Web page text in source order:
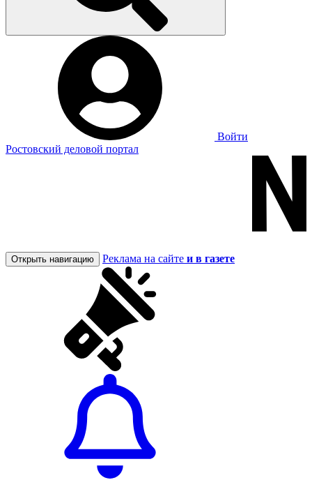
Войти
Ростовский деловой портал
Открыть навигацию Реклама на сайте и в газете